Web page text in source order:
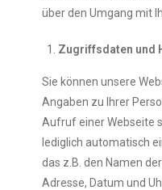
über den Umgang mit
Zugriffsdaten und
Sie können unsere
Angaben zu Ihrer
Aufruf einer Webseite
lediglich automatisch
das z.B. den Namen
Adresse, Datum und